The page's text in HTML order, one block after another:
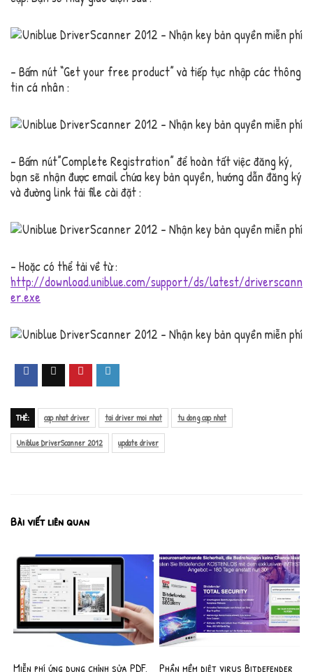
– Bấm nút “Get your free product” và tiếp tục nhập các thông
tin cá nhân :
– Bấm nút”Complete Registration” để hoàn tất việc đăng ký,
bạn sẽ nhận được email chứa key bản quyền, hướng dẫn đăng ký
và đường link tải file cài đặt :
– Hoặc có thể tải về từ :
http://download.uniblue.com/support/ds/latest/driverscann
er.exe
THẺ: cap nhat driver tai driver moi nhat tu dong cap nhat
Uniblue DriverScanner 2012 update driver
Bài viết liên quan
Miễn phí ứng dụng chỉnh sửa PDF,
Phần mềm diệt virus Bitdefender